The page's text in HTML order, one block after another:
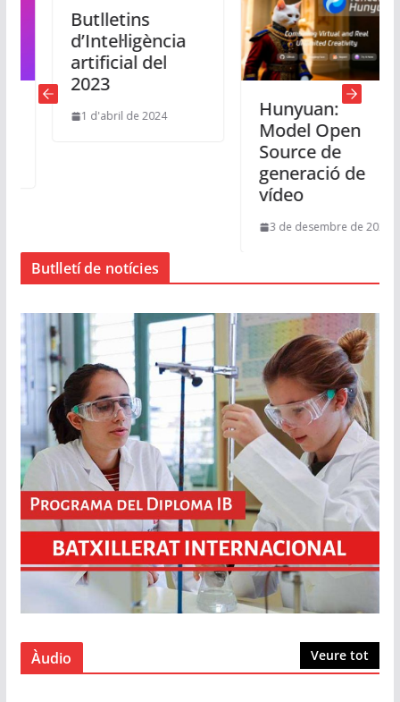
Butlletins
d’Intel·ligència
artificial del
2023
1 d'abril de 2024
Hunyuan:
Model Open
Source de
generació de
vídeo
3 de desembre de 2024
Butlletí de notícies
Àudio Veure tot